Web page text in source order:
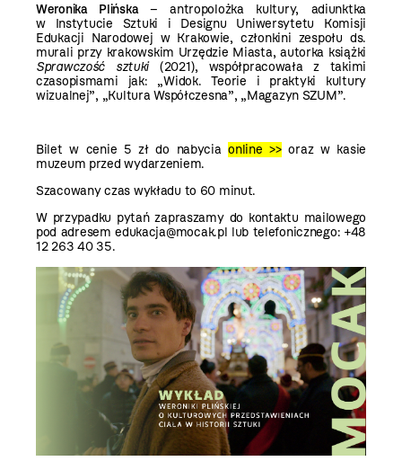
Weronika Plińska – antropolożka kultury, adiunktka
w Instytucie Sztuki i Designu Uniwersytetu Komisji
Edukacji Narodowej w Krakowie, członkini zespołu ds.
murali przy krakowskim Urzędzie Miasta, autorka książki
Sprawczość sztuki(2021), współpracowała z takimi
czasopismami jak: „Widok. Teorie i praktyki kultury
wizualnej”, „Kultura Współczesna”, „Magazyn SZUM”.
Bilet w cenie 5 zł do nabyciaonline >>oraz w kasie
muzeum przed wydarzeniem.
Szacowany czas wykładu to 60 minut.
W przypadku pytań zapraszamy do kontaktu mailowego
pod adresem edukacja@mocak.pl lub telefonicznego: +48
12 263 40 35.